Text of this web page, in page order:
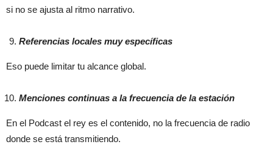
si no se ajusta al ritmo narrativo.
Referencias locales muy específicas
Eso puede limitar tu alcance global.
Menciones continuas a la frecuencia de la estación
En el Podcast el rey es el contenido, no la frecuencia de radio
donde se está transmitiendo.